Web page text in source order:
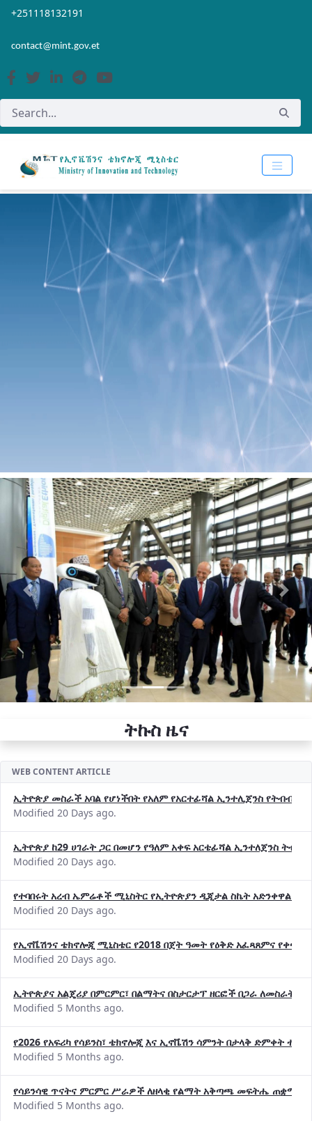
Skip to Main Content
Open Accessibility Menu
+251118132191
contact@mint.gov.et
Previous Next
ትኩስ ዜና
WEB CONTENT ARTICLE
ኢትዮጵያ መስራች አባል የሆነችበት የአለም የአርተፊሻል ኢንተሊጀንስ የትብብር
Modified 20 Days ago.
ኢትዮጵያ ከ29 ሀገራት ጋር በመሆን የዓለም አቀፍ አርቴፊሻል ኢንተለጀንስ
Modified 20 Days ago.
የተባበሩት አረብ ኤምሬቶች ሚኒስትር የኢትዮጵያን ዲጂታል ስኬት አድንቀዋል
Modified 20 Days ago.
የኢኖቬሽንና ቴክኖሎጂ ሚኒስቴር የ2018 በጀት ዓመት የዕቅድ አፈጻጸምና
Modified 20 Days ago.
ኢትዮጵያና አልጄሪያ በምርምር፣ በልማትና በስታርታፕ ዘርፎች በጋራ ለመስራት
Modified 5 Months ago.
የ2026 የአፍሪካ የሳይንስ፣ ቴክኖሎጂ እና ኢኖቬሽን ሳምንት በታላቅ ድምቀት
Modified 5 Months ago.
የሳይንሳዊ ጥናትና ምርምር ሥራዎች ለዘላቂ የልማት አቅጣጫ መፍትሔ ጠቋሚ
Modified 5 Months ago.